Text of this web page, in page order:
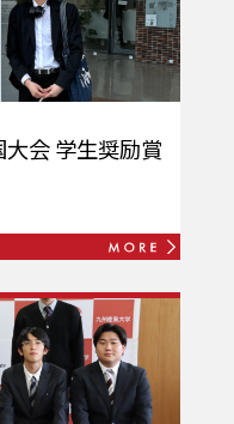
会 学生奨励賞